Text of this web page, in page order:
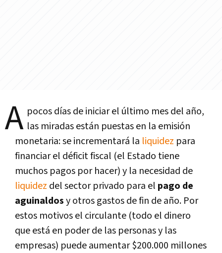
A pocos días de iniciar el último mes del año,
las miradas están puestas en la emisión
monetaria: se incrementará la liquidez para
financiar el déficit fiscal (el Estado tiene
muchos pagos por hacer) y la necesidad de
liquidez del sector privado para el pago de
aguinaldosy otros gastos de fin de año. Por
estos motivos el circulante (todo el dinero
que está en poder de las personas y las
empresas) puede aumentar $200.000 millones